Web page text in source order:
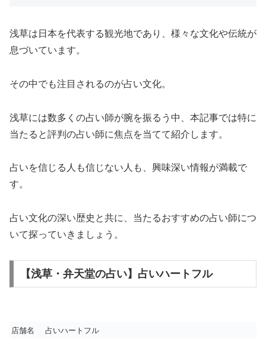
浅草は日本を代表する観光地であり、様々な文化や伝統が
息づいています。
その中でも注目されるのが占い文化。
浅草には数多くの占い師が腕を振るう中、本記事では特に
当たると評判の占い師に焦点を当てて紹介します。
占いを信じる人も信じない人も、興味深い情報が満載で
す。
占い文化の深い歴史と共に、当たるおすすめの占い師につ
いて探っていきましょう。
【浅草・弁天堂の占い】占いハートフル
店舗名 占いハートフル